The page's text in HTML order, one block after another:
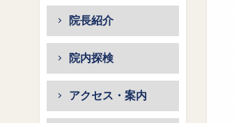
院長紹介
院内探検
アクセス・案内